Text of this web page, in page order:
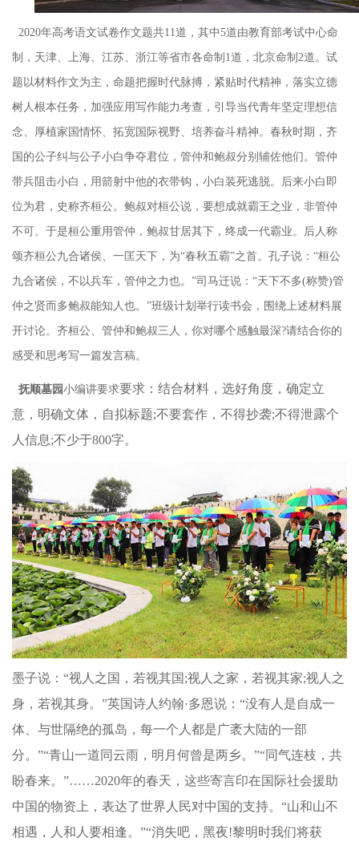
2020年高考语文试卷作文题共11道，其中5道由教育部考试中心命
制，天津、上海、江苏、浙江等省市各命制1道，北京命制2道。试
题以材料作文为主，命题把握时代脉搏，紧贴时代精神，落实立德
树人根本任务，加强应用写作能力考查，引导当代青年坚定理想信
念、厚植家国情怀、拓宽国际视野、培养奋斗精神。春秋时期，齐
国的公子纠与公子小白争夺君位，管仲和鲍叔分别辅佐他们。管仲
带兵阻击小白，用箭射中他的衣带钩，小白装死逃脱。后来小白即
位为君，史称齐桓公。鲍叔对桓公说，要想成就霸王之业，非管仲
不可。于是桓公重用管仲，鲍叔甘居其下，终成一代霸业。后人称
颂齐桓公九合诸侯、一匡天下，为“春秋五霸”之首。孔子说：“桓公
九合诸侯，不以兵车，管仲之力也。”司马迁说：“天下不多(称赞)管
仲之贤而多鲍叔能知人也。”班级计划举行读书会，围绕上述材料展
开讨论。齐桓公、管仲和鲍叔三人，你对哪个感触最深?请结合你的
感受和思考写一篇发言稿。
抚顺墓园小编讲要求要求：结合材料，选好角度，确定立
意，明确文体，自拟标题;不要套作，不得抄袭;不得泄露个
人信息;不少于800字。
墨子说： “视人之国，若视其国;视人之家，若视其家;视人之
身，若视其身。”英国诗人约翰·多恩说：“没有人是自成一
体、与世隔绝的孤岛，每一个人都是广袤大陆的一部
分。”“青山一道同云雨，明月何曾是两乡。”“同气连枝，共
盼春来。”……2020年的春天，这些寄言印在国际社会援助
中国的物资上，表达了世界人民对中国的支持。“山和山不
相遇，人和人要相逢。”“消失吧，黑夜!黎明时我们将获